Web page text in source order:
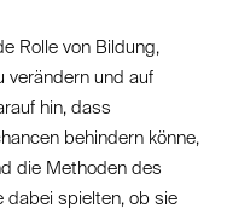
Rolle von Bildung,
verändern und auf
hin, dass
behindern könne,
die Methoden des
dabei spielten, ob sie